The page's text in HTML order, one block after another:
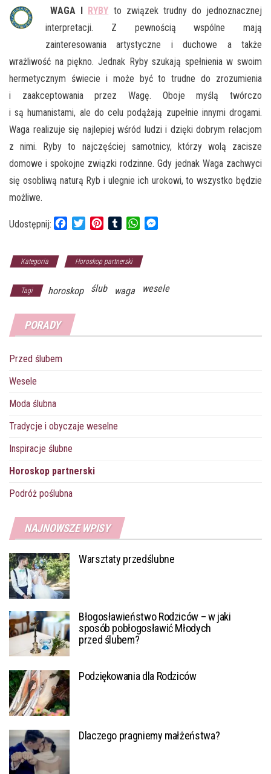
WAGA I RYBY to związek trudny do jednoznacznej
interpretacji. Z pewnością wspólne mają
zainteresowania artystyczne i duchowe a także
wrażliwość na piękno. Jednak Ryby szukają spełnienia w swoim
hermetycznym świecie i może być to trudne do zrozumienia
i zaakceptowania przez Wagę. Oboje myślą twórczo
i są humanistami, ale do celu podążają zupełnie innymi drogami.
Waga realizuje się najlepiej wśród ludzi i dzięki dobrym relacjom
z nimi. Ryby to najczęściej samotnicy, którzy wolą zacisze
domowe i spokojne związki rodzinne. Gdy jednak Waga zachwyci
się osobliwą naturą Ryb i ulegnie ich urokowi, to wszystko będzie
możliwe.
Udostępnij:
o
k
t
t
r
b
r
W
t
A
n
Kategoria Horoskop partnerski
Tagi horoskop ślub waga wesele
PORADY
Przed ślubem
Wesele
Moda ślubna
Tradycje i obyczaje weselne
Inspiracje ślubne
Horoskop partnerski
Podróż poślubna
NAJNOWSZE WPISY
Warsztaty przedślubne
Błogosławieństwo Rodziców – w jaki
sposób pobłogosławić Młodych
przed ślubem?
Podziękowania dla Rodziców
Dlaczego pragniemy małżeństwa?